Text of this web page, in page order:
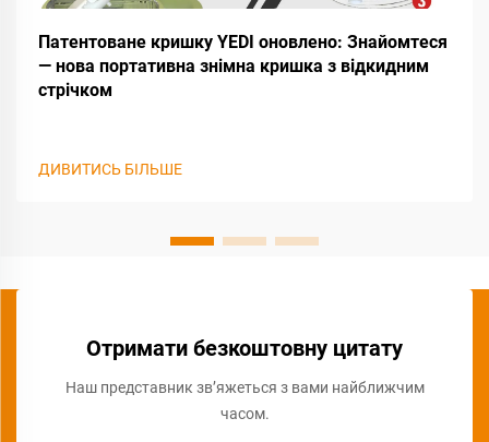
Патентоване кришку YEDI оновлено: Знайомтеся
— нова портативна знімна кришка з відкидним
стрічком
ДИВИТИСЬ БІЛЬШЕ
Отримати безкоштовну цитату
Наш представник зв’яжеться з вами найближчим
часом.